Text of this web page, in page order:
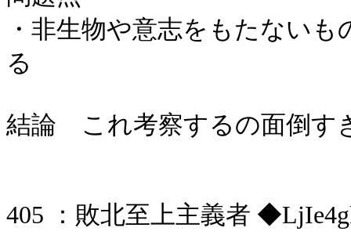
・非生物や意志をもたない
る
結論 これ考察するの面倒す
405 ：敗北至上主義者